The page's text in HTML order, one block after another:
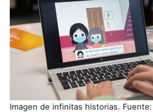
Imagen de infinitas historias. Fuente: